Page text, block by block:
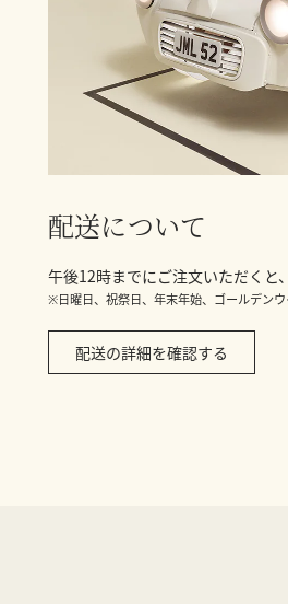
配送について
午後12時までにご注文いただくと
※日曜日、祝祭日、年末年始、ゴールデンウ
配送の詳細を確認する